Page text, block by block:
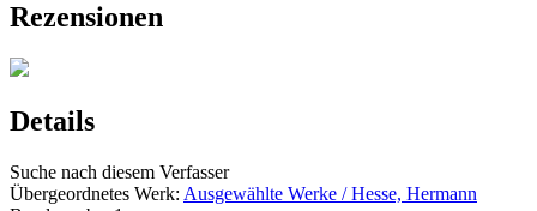
Rezensionen
Details
Suche nach diesem Verfasser
Übergeordnetes Werk: Ausgewählte Werke / Hesse, Hermann